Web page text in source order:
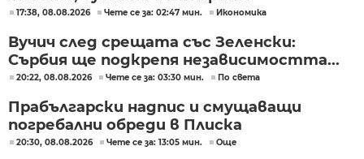
17:38, 08.08.2026 Чете се за: 02:47 мин. Икономика
Вучич след срещата със Зеленски:
Сърбия ще подкрепя независимостта...
20:22, 08.08.2026 Чете се за: 03:30 мин. По света
Прабългарски надпис и смущаващи
погребални обреди в Плиска
20:30, 08.08.2026 Чете се за: 13:05 мин. Още